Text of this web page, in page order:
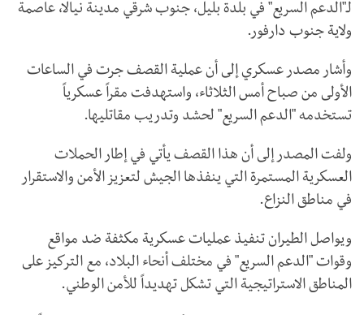
لـ"الدعم السريع" في بلدة بليل، جنوب شرقي مدينة نيالا، عاصمة
ولاية جنوب دارفور.
وأشار مصدر عسكري إلى أن عملية القصف جرت في الساعات
الأولى من صباح أمس الثلاثاء، واستهدفت مقراً عسكرياً
تستخدمه "الدعم السريع" لحشد وتدريب مقاتليها.
ولفت المصدر إلى أن هذا القصف يأتي في إطار الحملات
العسكرية المستمرة التي ينفذها الجيش لتعزيز الأمن والاستقرار
في مناطق النزاع.
ويواصل الطيران تنفيذ عمليات عسكرية مكثفة ضد مواقع
وقوات "الدعم السريع" في مختلف أنحاء البلاد، مع التركيز على
المناطق الاستراتيجية التي تشكل تهديداً للأمن الوطني.